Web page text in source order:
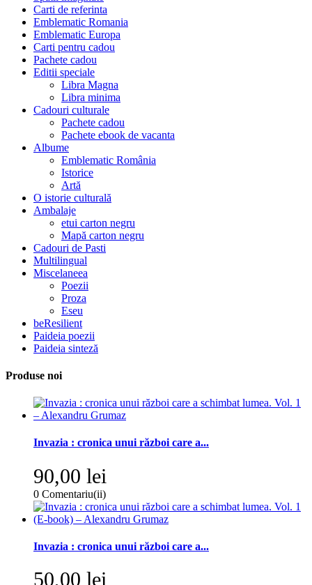
Carti de referinta
Emblematic Romania
Emblematic Europa
Carti pentru cadou
Pachete cadou
Editii speciale
Libra Magna
Libra minima
Cadouri culturale
Pachete cadou
Pachete ebook de vacanta
Albume
Emblematic România
Istorice
Artă
O istorie culturală
Ambalaje
etui carton negru
Mapă carton negru
Cadouri de Pasti
Multilingual
Miscelaneea
Poezii
Proza
Eseu
beResilient
Paideia poezii
Paideia sinteză
Produse noi
Invazia : cronica unui război care a...
90,00 lei
0 Comentariu(ii)
Invazia : cronica unui război care a...
50,00 lei